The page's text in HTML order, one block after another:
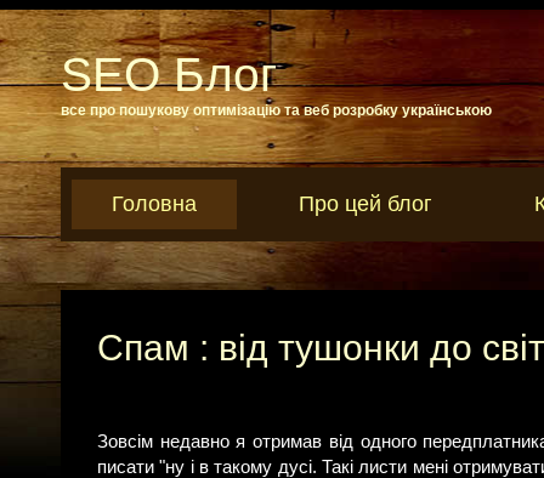
SEO Блог
все про пошукову оптимізацію та веб розробку українською
Головна Про цей блог
Спам : від тушонки до
Зовсім недавно я отримав від одного
писати "ну і в такому дусі. Такі листи мені